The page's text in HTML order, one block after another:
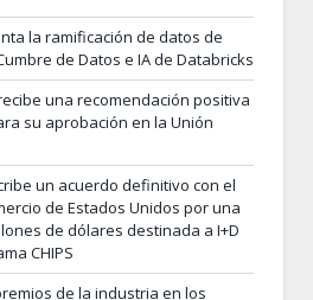
la ramificación de datos de
de Datos e IA de Databricks
una recomendación positiva
su aprobación en la Unión
un acuerdo definitivo con el
de Estados Unidos por una
de dólares destinada a I+D
CHIPS
de la industria en los